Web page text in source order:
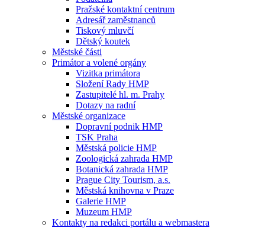
Pražské kontaktní centrum
Adresář zaměstnanců
Tiskový mluvčí
Dětský koutek
Městské části
Primátor a volené orgány
Vizitka primátora
Složení Rady HMP
Zastupitelé hl. m. Prahy
Dotazy na radní
Městské organizace
Dopravní podnik HMP
TSK Praha
Městská policie HMP
Zoologická zahrada HMP
Botanická zahrada HMP
Prague City Tourism, a.s.
Městská knihovna v Praze
Galerie HMP
Muzeum HMP
Kontakty na redakci portálu a webmastera